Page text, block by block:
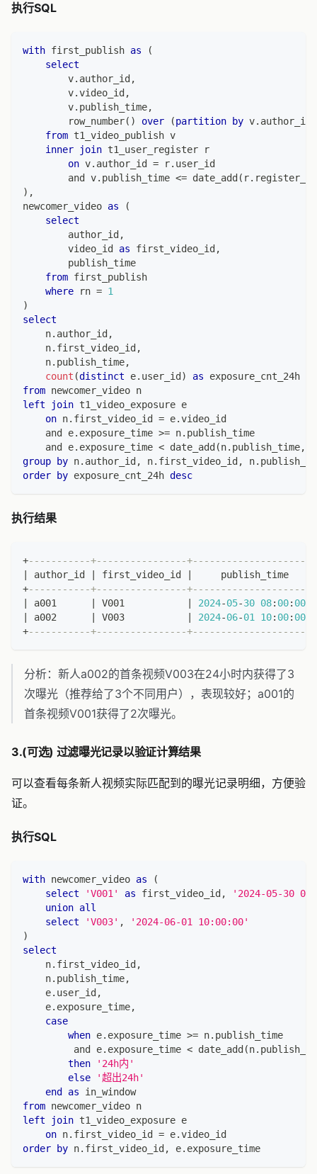
执行SQL
with first_publish as
(
select
        v
. author_id ,
        v
.video_id ,
        v
. publish_time,
        row_number
( ) over (partition by v. author_id
from t1_video_publish v
inner
join t1_user_register r
on v. author_id = r. user_id
and
v. publish_time <= date_add ( r.
) ,
newcomer_video as
(
select
        author_id
,
        video_id
as first_video_id ,
        publish_time
from first_publish
where rn = 1
)
select
    n
. author_id ,
    n
. first_video_id ,
    n
. publish_time,
count (distinct e. user_id ) as exposure_cnt_24h
from newcomer_video n
left
join t1_video_exposure e
on n. first_video_id = e.video_id
and
e. exposure_time >= n. publish_time
and
e. exposure_time < date_add (n. publish_time,
group
by n. author_id , n. first_video_id , n.
order
by exposure_cnt_24h desc
执行结果
+-----------+----------------
author_id first_video_id
     publish_time
+-----------+----------------
a001 V001 2024-05-30 08: 00: 00
a002 V003 2024-06-01 10: 00: 00
+-----------+----------------
分析：新人a002的首条视频V003在24小时内获得了3
次曝光（推荐给了3个不同用户），表现较好；a001的
首条视频V001获得了2次曝光。
3.(可选) 过滤曝光记录以验证计算结果
可以查看每条新人视频实际匹配到的曝光记录明细，方便验
证。
执行SQL
with newcomer_video as
(
select
'V001' as first_video_id ,
'2024-05-30
union all
select
'V003' ,
'2024-06-01 10:00:00'
)
select
    n
. first_video_id ,
    n
. publish_time,
    e
. user_id ,
    e
. exposure_time,
case
when e. exposure_time >= n. publish_time
and
e. exposure_time < date_add (n.
then
'24h内'
else
'超出24h'
end
as in_window
from newcomer_video n
left
join t1_video_exposure e
on n. first_video_id = e.video_id
order
by n. first_video_id , e. exposure_time